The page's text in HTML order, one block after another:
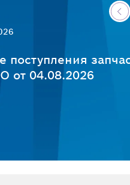
поступления
от 04.08.2026